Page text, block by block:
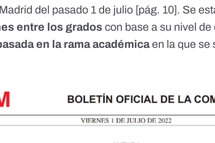
del pasado 1 de julio [pág. 10]. Se
entre los gradoscon base a su nivel
en la rama académicaen la que se